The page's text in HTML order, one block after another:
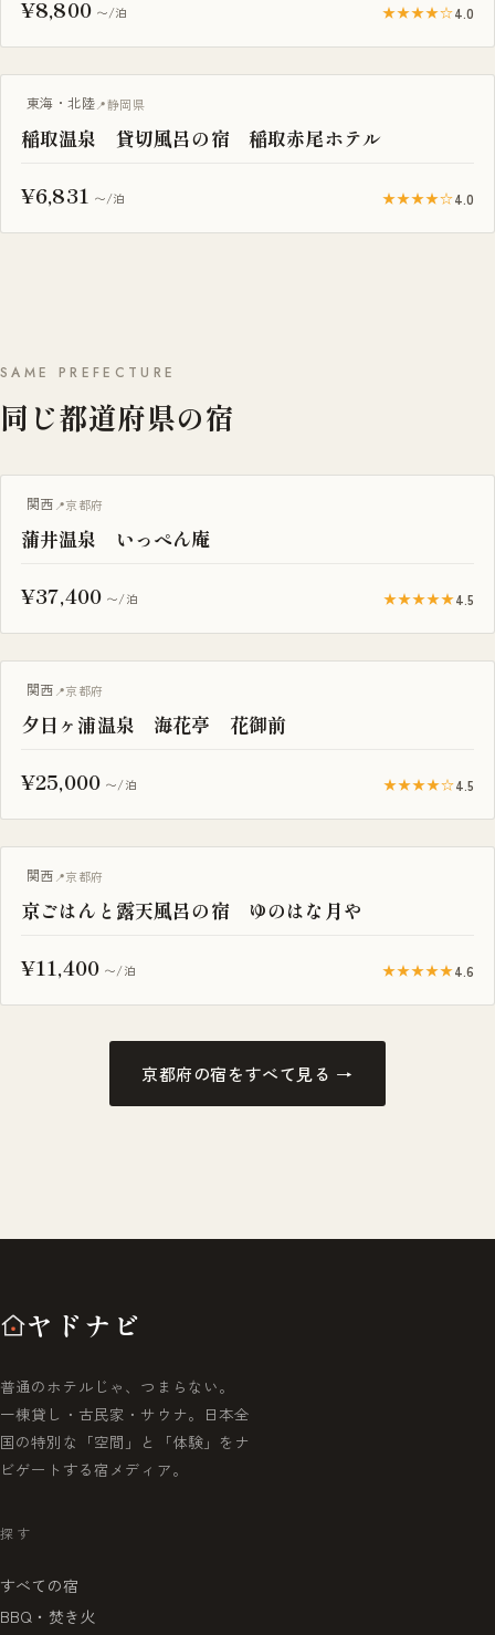
¥8,800 〜/泊 ★★★★☆4.0
一棟貸し
東海・北陸 静岡県
稲取温泉 貸切風呂の宿 稲取赤尾ホテル
¥6,831 〜/泊 ★★★★☆4.0
SAME PREFECTURE
同じ都道府県の宿
関西 京都府
蒲井温泉 いっぺん庵
¥37,400 〜/泊 ★★★★★4.5
露天風呂付き客室
関西 京都府
夕日ヶ浦温泉 海花亭 花御前
¥25,000 〜/泊 ★★★★☆4.5
露天風呂付き客室
関西 京都府
京ごはんと露天風呂の宿 ゆのはな月や
¥11,400 〜/泊 ★★★★★4.6
京都府の宿をすべて見る →
ヤドナビ
普通のホテルじゃ、つまらない。
一棟貸し・古民家・サウナ。日本全
国の特別な「空間」と「体験」をナ
ビゲートする宿メディア。
探す
すべての宿
BBQ・焚き火